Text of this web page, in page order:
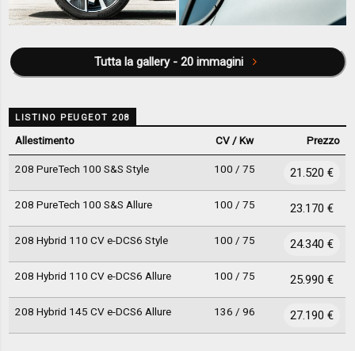
Tutta la gallery - 20 immagini
LISTINO PEUGEOT 208
Allestimento CV / Kw Prezzo
208 PureTech 100 S&S Style 100 / 75 21.520 €
208 PureTech 100 S&S Allure 100 / 75 23.170 €
208 Hybrid 110 CV e-DCS6 Style 100 / 75 24.340 €
208 Hybrid 110 CV e-DCS6 Allure 100 / 75 25.990 €
208 Hybrid 145 CV e-DCS6 Allure 136 / 96 27.190 €